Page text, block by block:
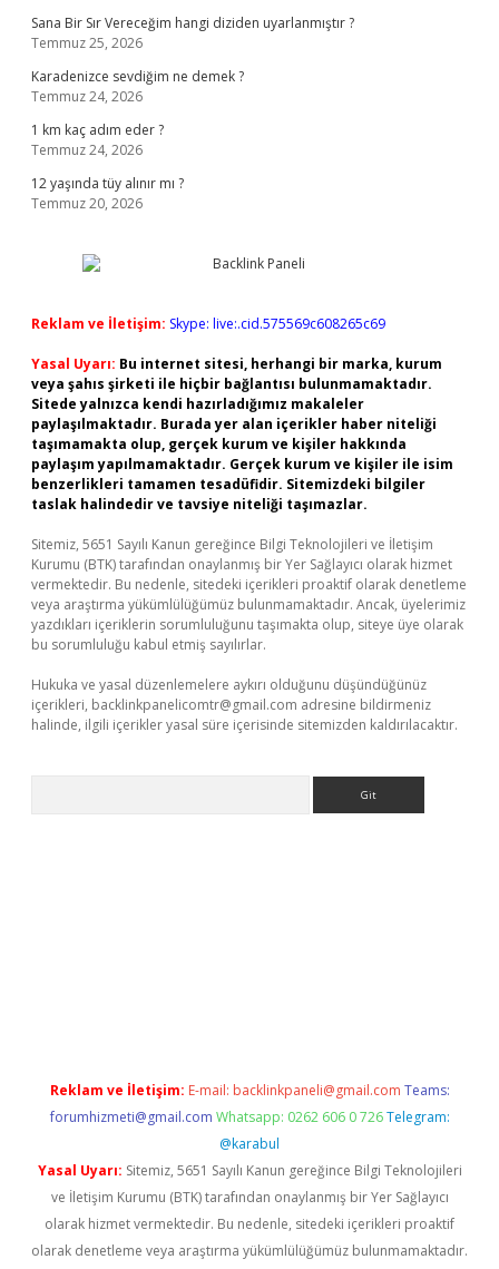
Sana Bir Sır Vereceğim hangi diziden uyarlanmıştır ?
Temmuz 25, 2026
Karadenizce sevdiğim ne demek ?
Temmuz 24, 2026
1 km kaç adım eder ?
Temmuz 24, 2026
12 yaşında tüy alınır mı ?
Temmuz 20, 2026
Reklam ve İletişim: Skype: live:.cid.575569c608265c69
Yasal Uyarı: Bu internet sitesi, herhangi bir marka, kurum
veya şahıs şirketi ile hiçbir bağlantısı bulunmamaktadır.
Sitede yalnızca kendi hazırladığımız makaleler
paylaşılmaktadır. Burada yer alan içerikler haber niteliği
taşımamakta olup, gerçek kurum ve kişiler hakkında
paylaşım yapılmamaktadır. Gerçek kurum ve kişiler ile isim
benzerlikleri tamamen tesadüfidir. Sitemizdeki bilgiler
taslak halindedir ve tavsiye niteliği taşımazlar.
Sitemiz, 5651 Sayılı Kanun gereğince Bilgi Teknolojileri ve İletişim
Kurumu (BTK) tarafından onaylanmış bir Yer Sağlayıcı olarak hizmet
vermektedir. Bu nedenle, sitedeki içerikleri proaktif olarak denetleme
veya araştırma yükümlülüğümüz bulunmamaktadır. Ancak, üyelerimiz
yazdıkları içeriklerin sorumluluğunu taşımakta olup, siteye üye olarak
bu sorumluluğu kabul etmiş sayılırlar.
Hukuka ve yasal düzenlemelere aykırı olduğunu düşündüğünüz
içerikleri, backlinkpanelicomtr@gmail.com adresine bildirmeniz
halinde, ilgili içerikler yasal süre içerisinde sitemizden kaldırılacaktır.
Reklam ve İletişim: E-mail: backlinkpaneli@gmail.com Teams:
forumhizmeti@gmail.com Whatsapp: 0262 606 0 726 Telegram:
@karabul
Yasal Uyarı: Sitemiz, 5651 Sayılı Kanun gereğince Bilgi Teknolojileri
ve İletişim Kurumu (BTK) tarafından onaylanmış bir Yer Sağlayıcı
olarak hizmet vermektedir. Bu nedenle, sitedeki içerikleri proaktif
olarak denetleme veya araştırma yükümlülüğümüz bulunmamaktadır.